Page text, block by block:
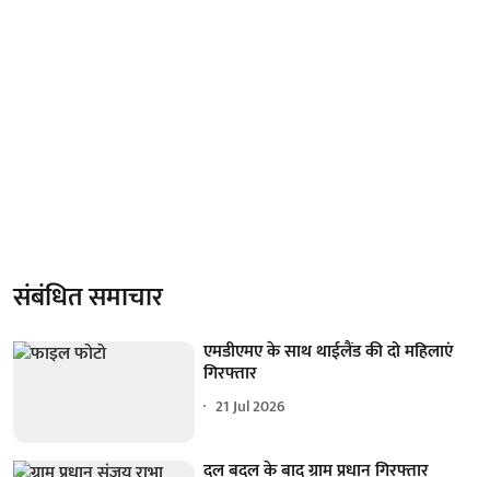
संबंधित समाचार
एमडीएमए के साथ थाईलैंड की दो महिलाएं
गिरफ्तार
21 Jul 2026
दल बदल के बाद ग्राम प्रधान गिरफ्तार